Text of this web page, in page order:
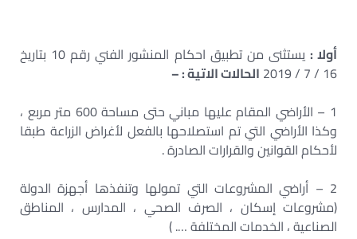
أولا :
يستثنى من تطبيق احكام المنشور الفني رقم 10 بتاريخ
16 / 7 / 2019
الحالات الاتية : –
1 – الأراضي المقام عليها مباني حتى مساحة 600 متر مربع ،
وكذا الأراضي التي تم استصلاحها بالفعل لأغراض الزراعة طبقا
لأحكام القوانين والقرارات الصادرة .
2 – أراضي المشروعات التي تمولها وتنفذها أجهزة الدولة
(مشروعات إسكان ، الصرف الصحي ، المدارس ، المناطق
الصناعية ، الخدمات المختلفة …. )